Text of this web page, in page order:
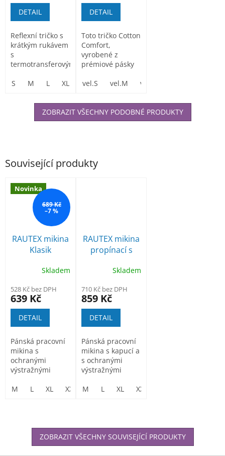
Související produkty
Novinka
689 Kč
–7 %
RAUTEX mikina
Klasik
Skladem
528 Kč bez DPH
639 Kč
DETAIL
Pánská pracovní
mikina s
ochranými
výstražnými
M
L XL XXL
RAUTEX mikina
propínací s
Skladem
710 Kč bez DPH
859 Kč
DETAIL
Pánská pracovní
mikina s kapucí a
s ochranými
výstražnými
M
L XL XXL
ZOBRAZIT VŠECHNY SOUVISEJÍCÍ PRODUKTY
DETAIL
Reflexní tričko s
krátkým rukávem
s
termotransferovými
reflexními
S M L XL XXL 3XL
DETAIL
Toto tričko Cotton
Comfort,
vyrobené z
prémiové pásky
nabízí vynikající...
vel.S vel.M vel.L
ZOBRAZIT VŠECHNY PODOBNÉ PRODUKTY